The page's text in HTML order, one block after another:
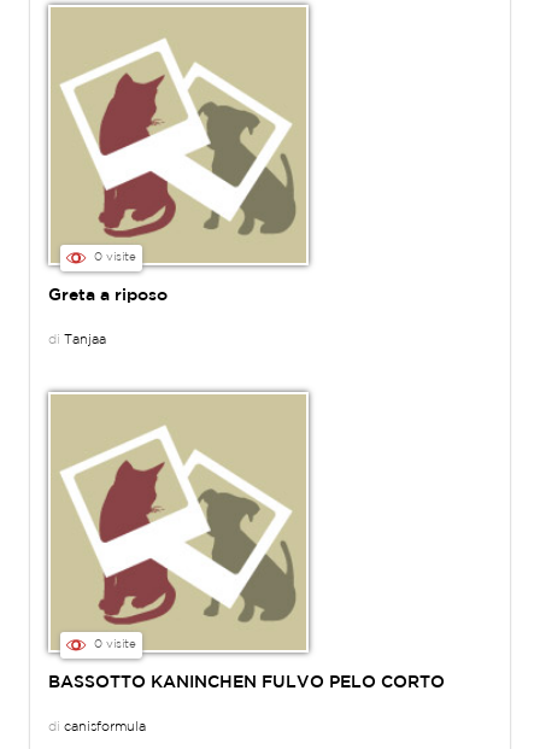
0 visite
Greta a riposo
di Tanjaa
0 visite
BASSOTTO KANINCHEN FULVO PELO CORTO
di canisformula